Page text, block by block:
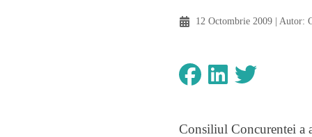
12 Octombrie 2009| Autor:
Consiliul Concurentei a